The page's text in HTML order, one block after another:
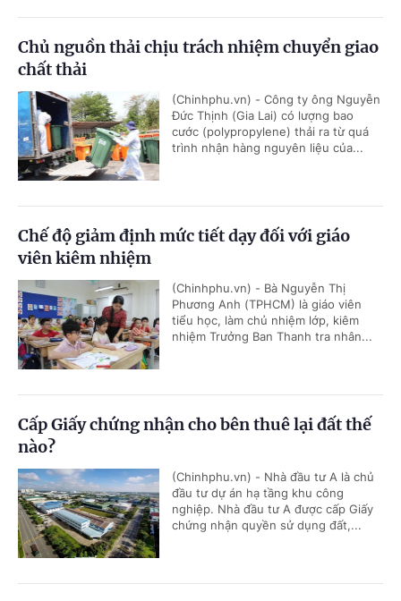
Chủ nguồn thải chịu trách nhiệm chuyển giao
chất thải
(Chinhphu.vn) - Công ty ông Nguyễn
Đức Thịnh (Gia Lai) có lượng bao
cước (polypropylene) thải ra từ quá
trình nhận hàng nguyên liệu của...
Chế độ giảm định mức tiết dạy đối với giáo
viên kiêm nhiệm
(Chinhphu.vn) - Bà Nguyễn Thị
Phương Anh (TPHCM) là giáo viên
tiểu học, làm chủ nhiệm lớp, kiêm
nhiệm Trưởng Ban Thanh tra nhân...
Cấp Giấy chứng nhận cho bên thuê lại đất thế
nào?
(Chinhphu.vn) - Nhà đầu tư A là chủ
đầu tư dự án hạ tầng khu công
nghiệp. Nhà đầu tư A được cấp Giấy
chứng nhận quyền sử dụng đất,...